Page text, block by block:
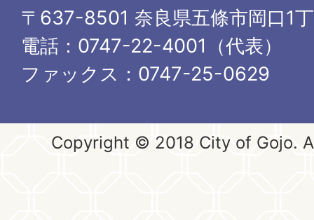
〒637-8501 奈良県五條市岡口1
電話：0747-22-4001（代表）
ファックス：0747-25-0629
Copyright © 2018 City of Gojo.